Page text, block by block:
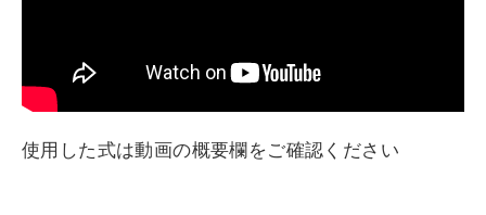
使用した式は動画の概要欄をご確認ください